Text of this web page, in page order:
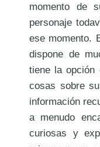
momento de
personaje
ese momento.
dispone de
tiene la opción
cosas sobre
información
a menudo
curiosas y